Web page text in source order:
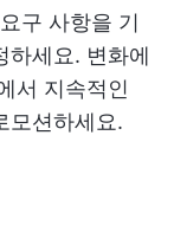
구 사항을 기
하세요. 변화에
서 지속적인
모션하세요.